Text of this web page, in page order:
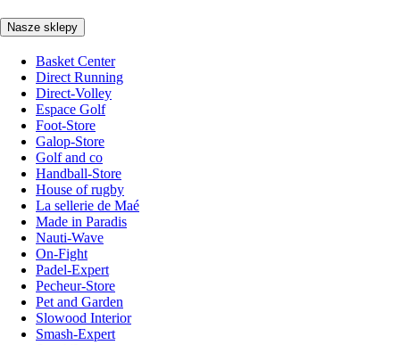
Nasze sklepy
Basket Center
Direct Running
Direct-Volley
Espace Golf
Foot-Store
Galop-Store
Golf and co
Handball-Store
House of rugby
La sellerie de Maé
Made in Paradis
Nauti-Wave
On-Fight
Padel-Expert
Pecheur-Store
Pet and Garden
Slowood Interior
Smash-Expert